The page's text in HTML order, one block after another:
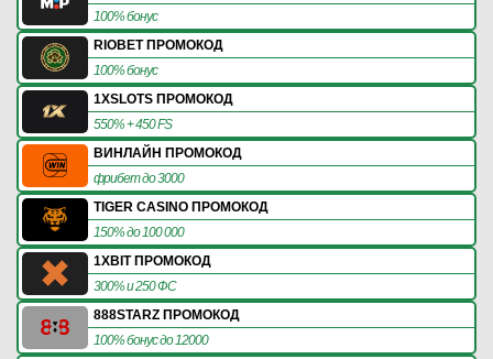
100% бонус
RIOBET ПРОМОКОД
100% бонус
1XSLOTS ПРОМОКОД
550% + 450 FS
ВИНЛАЙН ПРОМОКОД
фрибет до 3000
TIGER CASINO ПРОМОКОД
150% до 100 000
1XBIT ПРОМОКОД
300% и 250 ФС
888STARZ ПРОМОКОД
100% бонус до 12000